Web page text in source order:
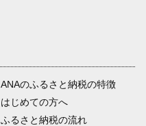
ANAのふるさと納税の特徴
はじめての方へ
ふるさと納税の流れ